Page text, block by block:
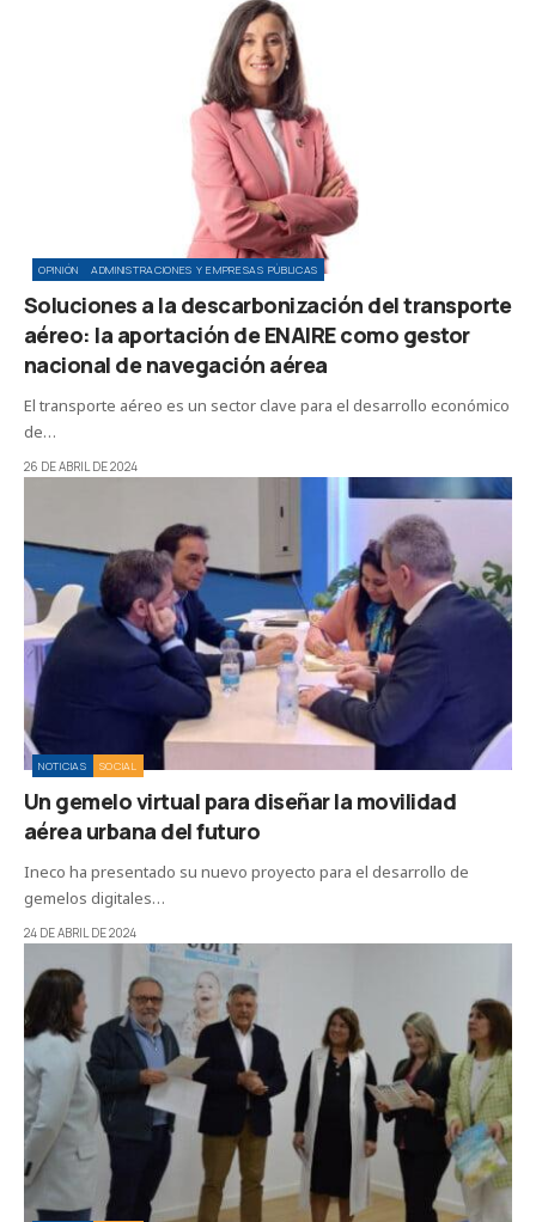
OPINIÓN ADMINISTRACIONES Y EMPRESAS PÚBLICAS
Soluciones a la descarbonización del transporte
aéreo: la aportación de ENAIRE como gestor
nacional de navegación aérea
El transporte aéreo es un sector clave para el desarrollo económico
de…
26 DE ABRIL DE 2024
NOTICIAS SOCIAL
Un gemelo virtual para diseñar la movilidad
aérea urbana del futuro
Ineco ha presentado su nuevo proyecto para el desarrollo de
gemelos digitales…
24 DE ABRIL DE 2024